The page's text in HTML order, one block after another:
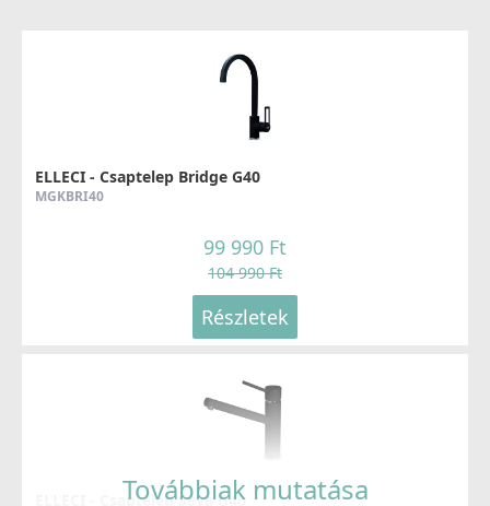
ELLECI - Csaptelep Bridge G40
MGKBRI40
99 990 Ft
104 990 Ft
Részletek
ELLECI - Csaptelep Sava G40
Továbbiak mutatása